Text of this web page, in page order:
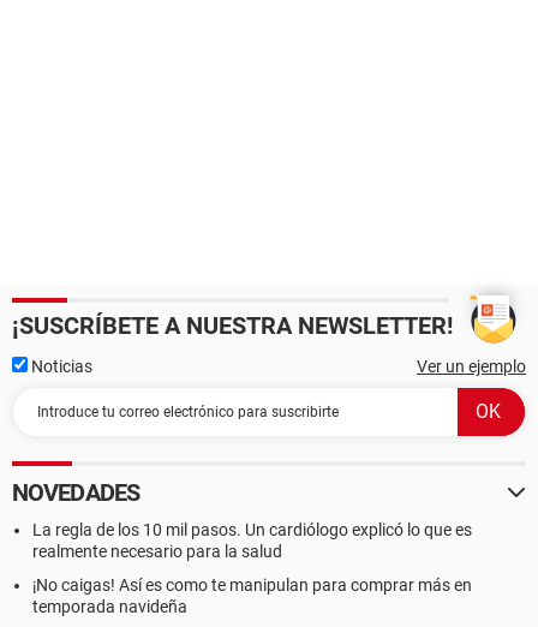
¡SUSCRÍBETE A NUESTRA NEWSLETTER!
Noticias Ver un ejemplo
NOVEDADES
La regla de los 10 mil pasos. Un cardiólogo explicó lo que es
realmente necesario para la salud
¡No caigas! Así es como te manipulan para comprar más en
temporada navideña